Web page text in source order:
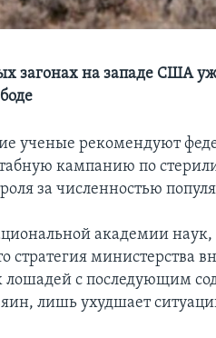
загонах на западе США
ученые рекомендуют
кампанию по
за численностью
академии
стратегия
лошадей с последующим
лишь ухудшает